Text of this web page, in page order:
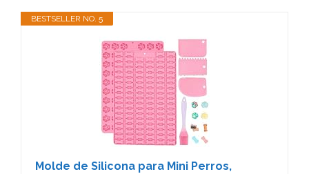
BESTSELLER NO. 5
Molde de Silicona para Mini Perros,